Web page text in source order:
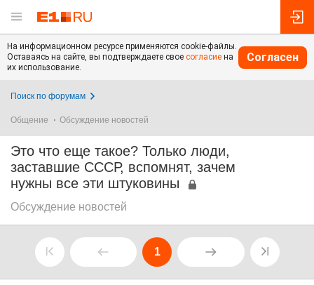
На информационном ресурсе применяются cookie-файлы.
Оставаясь на сайте, вы подтверждаете свое согласие на
их использование.
Согласен
Поиск по форумам
Общение Обсуждение новостей
Это что еще такое? Только люди,
заставшие СССР, вспомнят, зачем
нужны все эти штуковины
Обсуждение новостей
1